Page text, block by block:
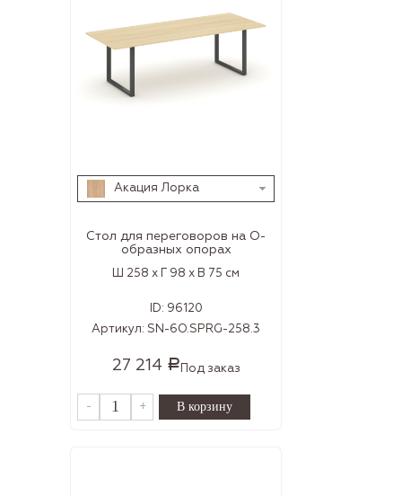
Акация Лорка
Стол для переговоров на О-
образных опорах
Ш 258 x Г 98 x В 75 см
ID: 96120
Артикул: SN-6O.SPRG-258.3
27 214 Р Под заказ
- +